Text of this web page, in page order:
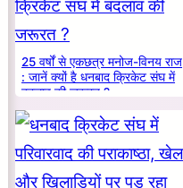
25 वर्षों से एकछत्र मनोज-विनय राज
: जानें क्यों है धनबाद क्रिकेट संघ में
बदलाव की जरूरत ?